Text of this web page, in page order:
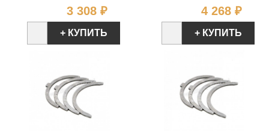
3 308 ₽Цена
+ КУПИТЬ
4 268 ₽
+ КУПИТЬ